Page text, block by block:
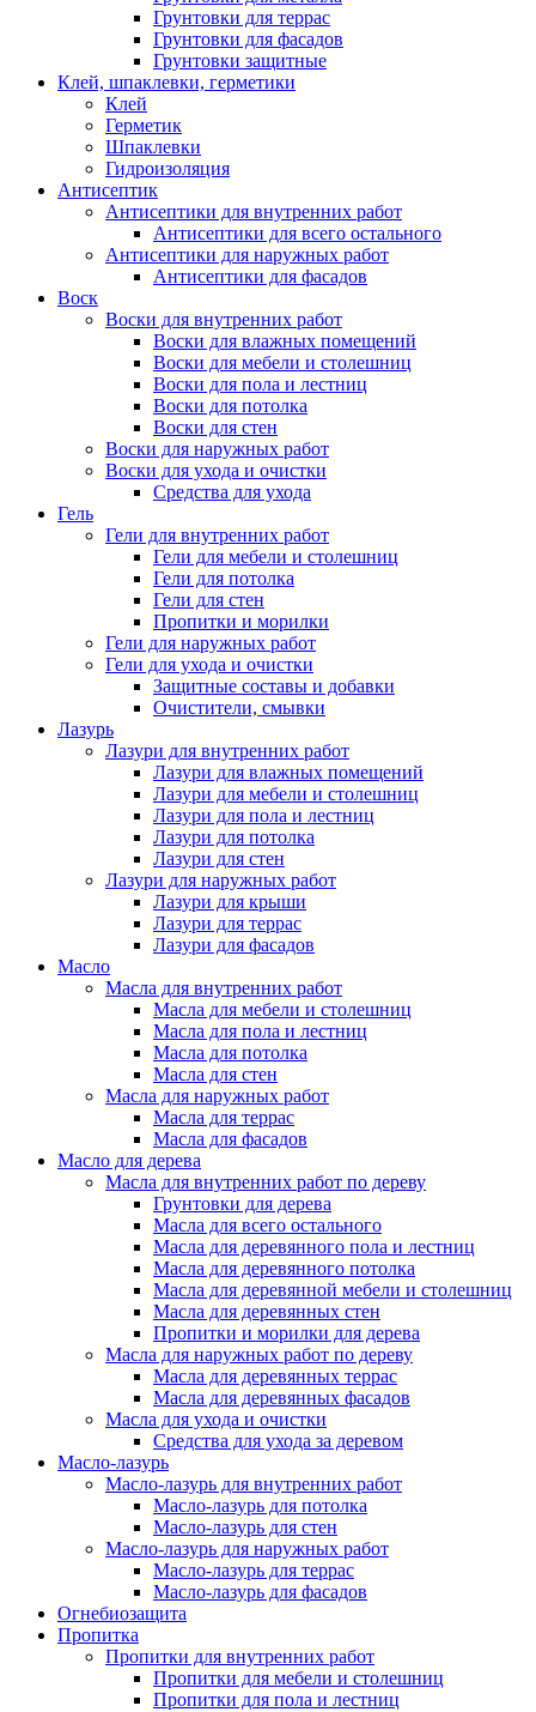
Грунтовки для террас
Грунтовки для фасадов
Грунтовки защитные
Клей, шпаклевки, герметики
Клей
Герметик
Шпаклевки
Гидроизоляция
Антисептик
Антисептики для внутренних работ
Антисептики для всего остального
Антисептики для наружных работ
Антисептики для фасадов
Воск
Воски для внутренних работ
Воски для влажных помещений
Воски для мебели и столешниц
Воски для пола и лестниц
Воски для потолка
Воски для стен
Воски для наружных работ
Воски для ухода и очистки
Средства для ухода
Гель
Гели для внутренних работ
Гели для мебели и столешниц
Гели для потолка
Гели для стен
Пропитки и морилки
Гели для наружных работ
Гели для ухода и очистки
Защитные составы и добавки
Очистители, смывки
Лазурь
Лазури для внутренних работ
Лазури для влажных помещений
Лазури для мебели и столешниц
Лазури для пола и лестниц
Лазури для потолка
Лазури для стен
Лазури для наружных работ
Лазури для крыши
Лазури для террас
Лазури для фасадов
Масло
Масла для внутренних работ
Масла для мебели и столешниц
Масла для пола и лестниц
Масла для потолка
Масла для стен
Масла для наружных работ
Масла для террас
Масла для фасадов
Масло для дерева
Масла для внутренних работ по дереву
Грунтовки для дерева
Масла для всего остального
Масла для деревянного пола и лестниц
Масла для деревянного потолка
Масла для деревянной мебели и столешниц
Масла для деревянных стен
Пропитки и морилки для дерева
Масла для наружных работ по дереву
Масла для деревянных террас
Масла для деревянных фасадов
Масла для ухода и очистки
Средства для ухода за деревом
Масло-лазурь
Масло-лазурь для внутренних работ
Масло-лазурь для потолка
Масло-лазурь для стен
Масло-лазурь для наружных работ
Масло-лазурь для террас
Масло-лазурь для фасадов
Огнебиозащита
Пропитка
Пропитки для внутренних работ
Пропитки для мебели и столешниц
Пропитки для пола и лестниц